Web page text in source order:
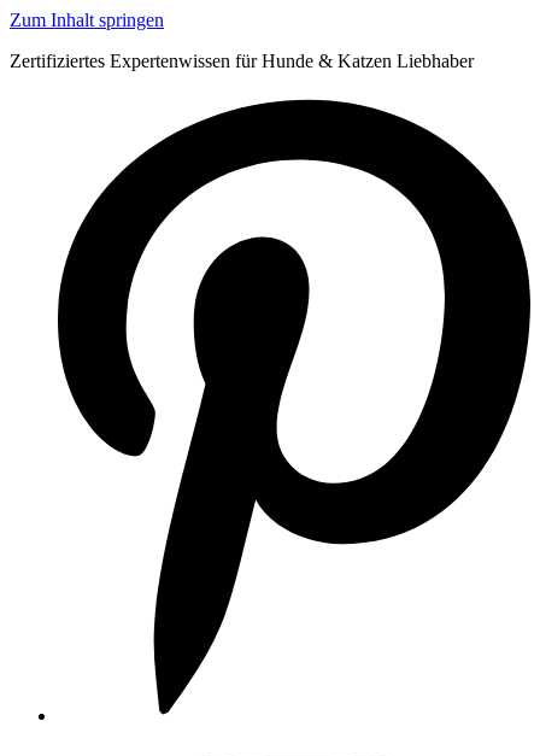
Zum Inhalt springen
Zertifiziertes Expertenwissen für Hunde & Katzen Liebhaber